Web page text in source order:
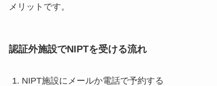
メリットです。
認証外施設でNIPTを受ける流れ
NIPT施設にメールか電話で予約する